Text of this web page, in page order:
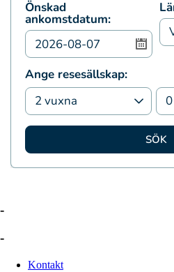
Önskad
ankomstdatum:
Ange resesällskap:
SÖK
-
-
Kontakt